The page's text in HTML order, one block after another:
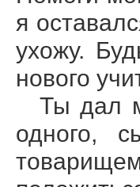
я
ухожу.
нового
Ты дал
одного,